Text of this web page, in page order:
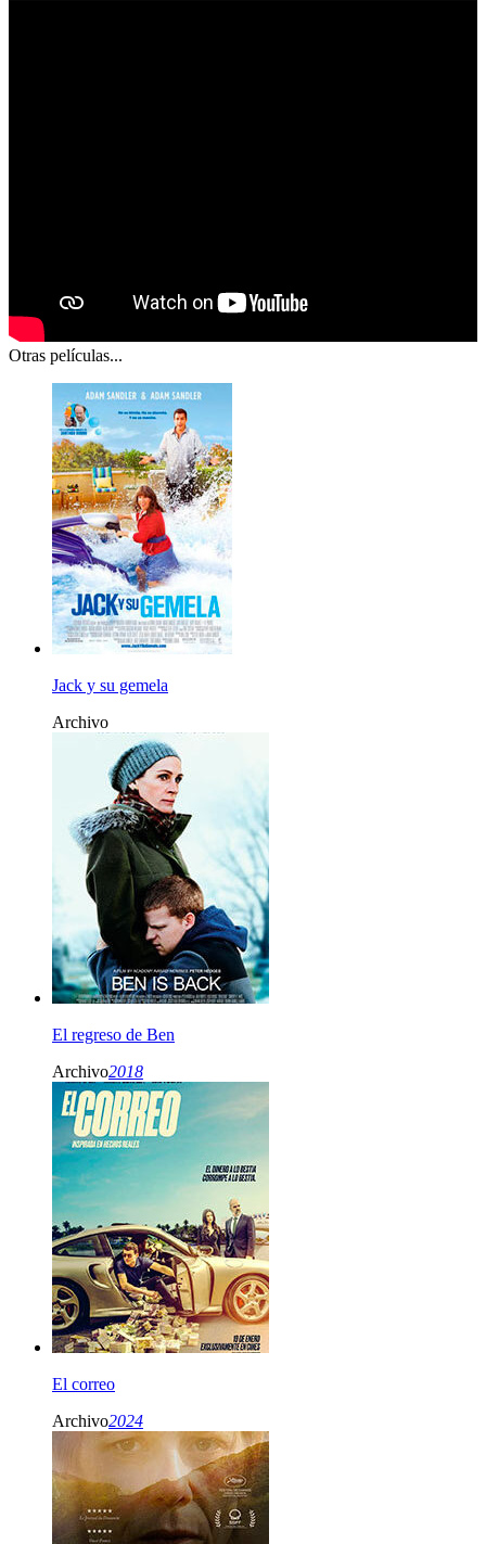
Otras películas...
Jack y su gemela
Archivo
El regreso de Ben
Archivo2018
El correo
Archivo2024